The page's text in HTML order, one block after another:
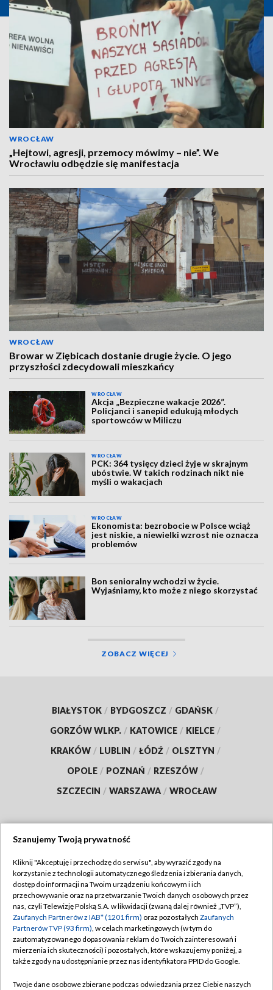
WROCŁAW
„Hejtowi, agresji, przemocy mówimy – nie”. We
Wrocławiu odbędzie się manifestacja
WROCŁAW
Browar w Ziębicach dostanie drugie życie. O jego
przyszłości zdecydowali mieszkańcy
WROCŁAW
Akcja „Bezpieczne wakacje 2026”.
Policjanci i sanepid edukują młodych
sportowców w Miliczu
WROCŁAW
PCK: 364 tysięcy dzieci żyje w skrajnym
ubóstwie. W takich rodzinach nikt nie
myśli o wakacjach
WROCŁAW
Ekonomista: bezrobocie w Polsce wciąż
jest niskie, a niewielki wzrost nie oznacza
problemów
Bon senioralny wchodzi w życie.
Wyjaśniamy, kto może z niego skorzystać
ZOBACZ WIĘCEJ
BIAŁYSTOK / BYDGOSZCZ / GDAŃSK /
GORZÓW WLKP. / KATOWICE / KIELCE /
KRAKÓW / LUBLIN / ŁÓDŹ / OLSZTYN /
OPOLE / POZNAŃ / RZESZÓW /
SZCZECIN / WARSZAWA / WROCŁAW
TVP
Abonament TVP
Emisja w TVP
Centrum informacji TVP
Naziemna Telewizja Cyfrowa
Regulamin TVP
Polityka prywatności
Moje zgody
Pomoc
Szanujemy Twoją prywatność
Kliknij "Akceptuję i przechodzę do serwisu", aby wyrazić zgody na
korzystanie z technologii automatycznego śledzenia i zbierania danych,
dostęp do informacji na Twoim urządzeniu końcowym i ich
przechowywanie oraz na przetwarzanie Twoich danych osobowych przez
nas, czyli Telewizję Polską S.A. w likwidacji (zwaną dalej również „TVP”),
Zaufanych Partnerów z IAB* (1201 firm) oraz pozostałych Zaufanych
Partnerów TVP (93 firm), w celach marketingowych (w tym do
zautomatyzowanego dopasowania reklam do Twoich zainteresowań i
mierzenia ich skuteczności) i pozostałych, które wskazujemy poniżej, a
także zgody na udostępnianie przez nas identyfikatora PPID do Google.
Twoje dane osobowe zbierane podczas odwiedzania przez Ciebie naszych